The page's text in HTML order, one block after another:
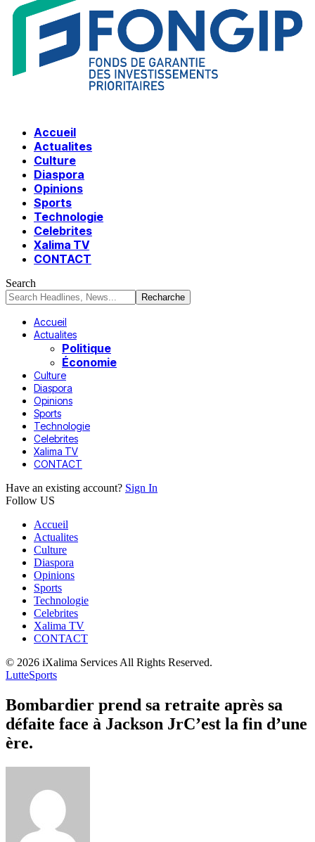
Accueil
Actualites
Culture
Diaspora
Opinions
Sports
Technologie
Celebrites
Xalima TV
CONTACT
Search
Accueil
Actualites
Politique
Économie
Culture
Diaspora
Opinions
Sports
Technologie
Celebrites
Xalima TV
CONTACT
Have an existing account? Sign In
Follow US
Accueil
Actualites
Culture
Diaspora
Opinions
Sports
Technologie
Celebrites
Xalima TV
CONTACT
© 2026 iXalima Services All Rights Reserved.
LutteSports
Bombardier prend sa retraite après sa
défaite face à Jackson JrC’est la fin d’une
ère.